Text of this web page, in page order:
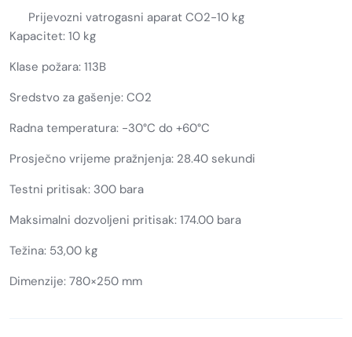
Prijevozni vatrogasni aparat CO2-10 kg
Kapacitet: 10 kg
Klase požara: 113B
Sredstvo za gašenje: CO2
Radna temperatura: -30°C do +60°C
Prosječno vrijeme pražnjenja: 28.40 sekundi
Testni pritisak: 300 bara
Maksimalni dozvoljeni pritisak: 174.00 bara
Težina: 53,00 kg
Dimenzije: 780×250 mm